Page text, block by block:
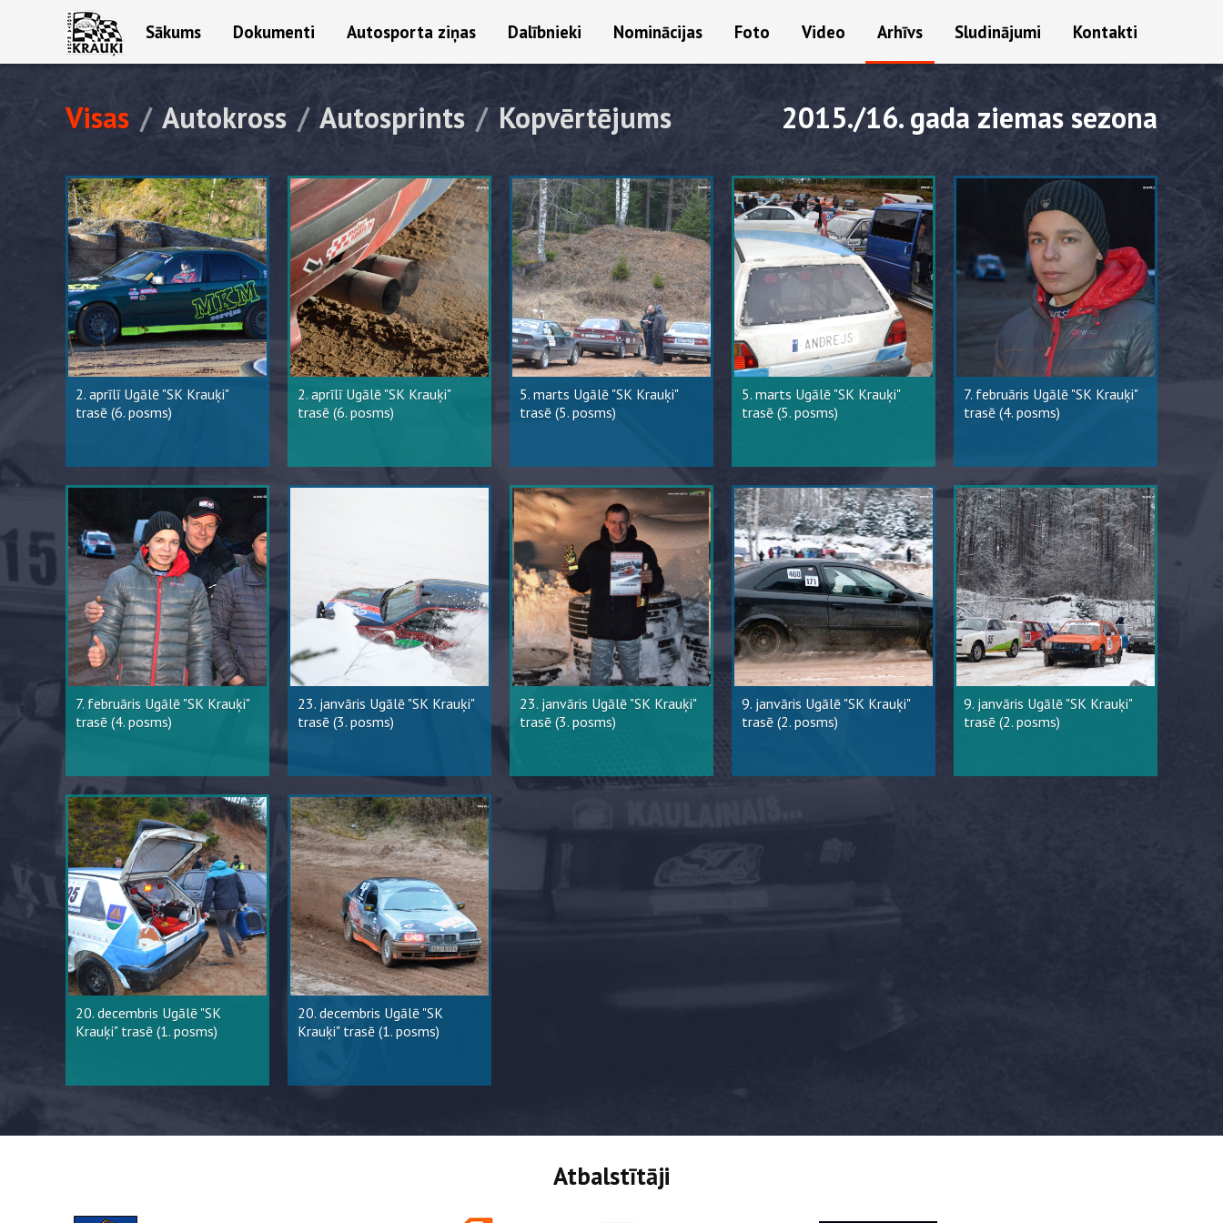
Sākums Dokumenti Autosporta ziņas Dalībnieki Nominācijas Foto Video Arhīvs Sludinājumi Kontakti
Visas / Autokross / Autosprints / Kopvērtējums 2015./16. gada ziemas sezona
2. aprīlī Ugālē "SK Krauķi"
trasē (6. posms)
2. aprīlī Ugālē "SK Krauķi"
trasē (6. posms)
5. marts Ugālē "SK Krauķi"
trasē (5. posms)
5. marts Ugālē "SK Krauķi"
trasē (5. posms)
7. februāris Ugālē "SK Krauķi"
trasē (4. posms)
7. februāris Ugālē "SK Krauķi"
trasē (4. posms)
23. janvāris Ugālē "SK Krauķi"
trasē (3. posms)
23. janvāris Ugālē "SK Krauķi"
trasē (3. posms)
9. janvāris Ugālē "SK Krauķi"
trasē (2. posms)
9. janvāris Ugālē "SK Krauķi"
trasē (2. posms)
20. decembris Ugālē "SK
Krauķi" trasē (1. posms)
20. decembris Ugālē "SK
Krauķi" trasē (1. posms)
Atbalstītāji